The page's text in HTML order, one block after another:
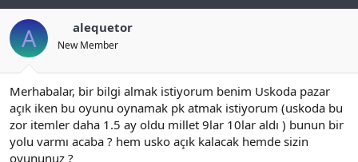
A alequetor
New Member
Merhabalar, bir bilgi almak istiyorum benim Uskoda pazar
açık iken bu oyunu oynamak pk atmak istiyorum (uskoda bu
zor itemler daha 1.5 ay oldu millet 9lar 10lar aldı ) bunun bir
yolu varmı acaba ? hem usko açık kalacak hemde sizin
oyununuz ?